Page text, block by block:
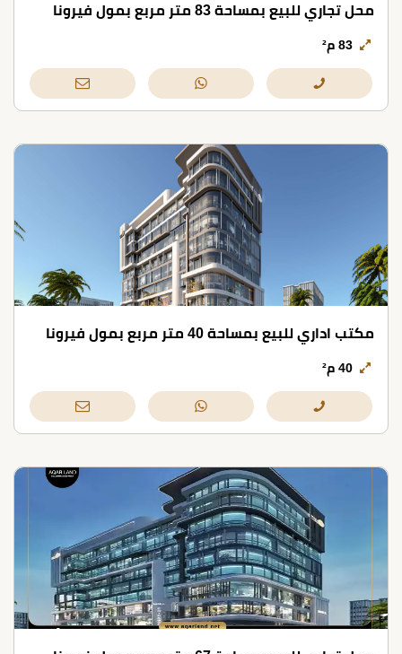
محل تجاري للبيع بمساحة 83 متر مربع بمول فيرونا
83 م²
مكتب اداري للبيع بمساحة 40 متر مربع بمول فيرونا
40 م²